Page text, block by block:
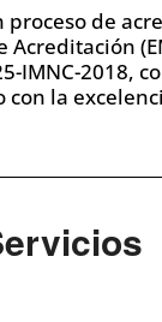
proceso de
Acreditación
IMNC-2018,
la